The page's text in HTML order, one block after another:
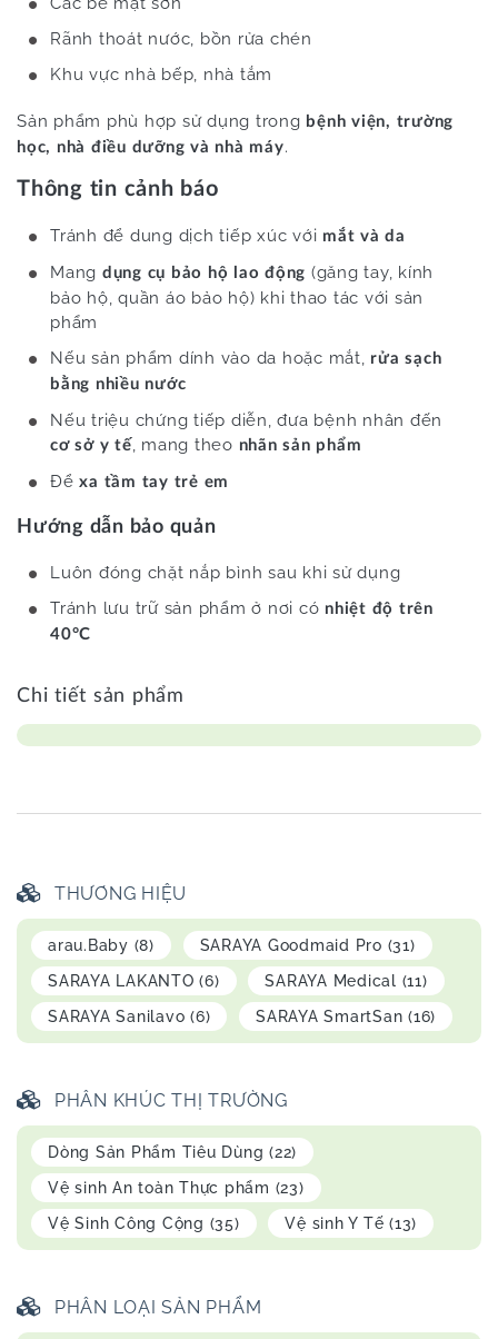
Rãnh thoát nước, bồn rửa chén
Khu vực nhà bếp, nhà tắm
Sản phẩm phù hợp sử dụng trong bệnh viện, trường
học, nhà điều dưỡng và nhà máy.
Thông tin cảnh báo
Tránh để dung dịch tiếp xúc với mắt và da
Mang dụng cụ bảo hộ lao động (găng tay, kính
bảo hộ, quần áo bảo hộ) khi thao tác với sản
phẩm
Nếu sản phẩm dính vào da hoặc mắt, rửa sạch
bằng nhiều nước
Nếu triệu chứng tiếp diễn, đưa bệnh nhân đến
cơ sở y tế, mang theo nhãn sản phẩm
Đểxa tầm tay trẻ em
Hướng dẫn bảo quản
Luôn đóng chặt nắp bình sau khi sử dụng
Tránh lưu trữ sản phẩm ở nơi có nhiệt độ trên
40°C
Chi tiết sản phẩm
THƯƠNG HIỆU
arau.Baby (8) SARAYA Goodmaid Pro (31)
SARAYA LAKANTO (6) SARAYA Medical (11)
SARAYA Sanilavo (6) SARAYA SmartSan (16)
PHÂN KHÚC THỊ TRƯỜNG
Dòng Sản Phẩm Tiêu Dùng (22)
Vệ sinh An toàn Thực phẩm (23)
Vệ Sinh Công Cộng (35) Vệ sinh Y Tế (13)
PHÂN LOẠI SẢN PHẨM